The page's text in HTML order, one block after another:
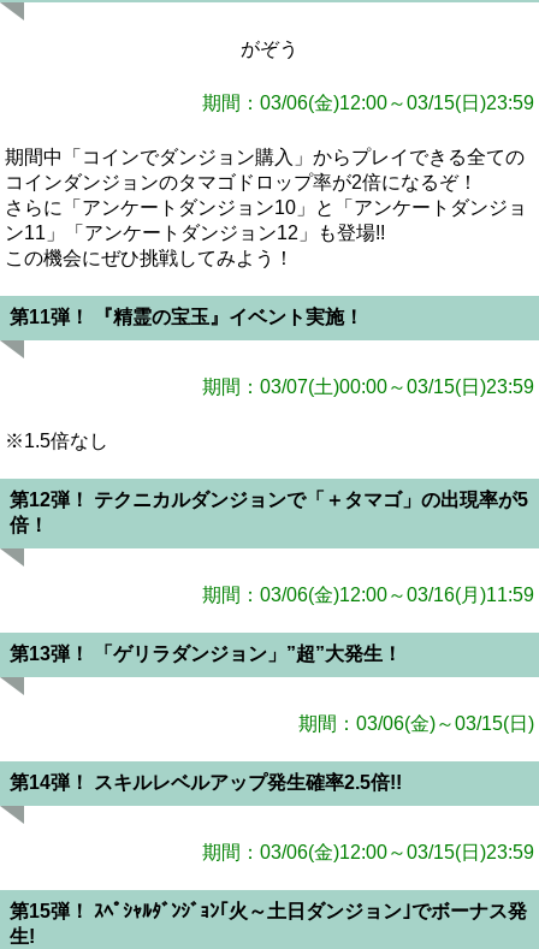
がぞう
期間：03/06(金)12:00～03/15(日)23:59
期間中「コインでダンジョン購入」からプレイできる全ての
コインダンジョンのタマゴドロップ率が2倍になるぞ！
さらに「アンケートダンジョン10」と「アンケートダンジョ
ン11」「アンケートダンジョン12」も登場!!
この機会にぜひ挑戦してみよう！
第11弾！ 『精霊の宝玉』イベント実施！
期間：03/07(土)00:00～03/15(日)23:59
※1.5倍なし
第12弾！ テクニカルダンジョンで「＋タマゴ」の出現率が5
倍！
期間：03/06(金)12:00～03/16(月)11:59
第13弾！ 「ゲリラダンジョン」”超”大発生！
期間：03/06(金)～03/15(日)
第14弾！ スキルレベルアップ発生確率2.5倍!!
期間：03/06(金)12:00～03/15(日)23:59
第15弾！ ｽﾍﾟｼｬﾙﾀﾞﾝｼﾞｮﾝ｢火～土日ダンジョン｣でボーナス発
生!